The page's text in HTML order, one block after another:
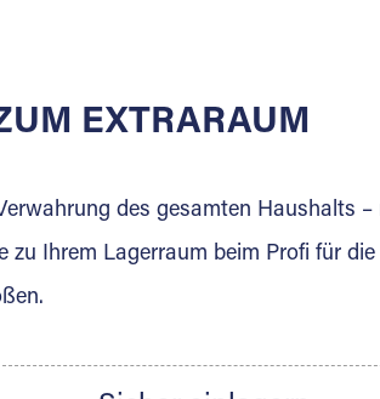
Sie jetzt Extraraum Partner und
EXTRARAUM
des gesamten Haushalts –
zu Ihrem Lagerraum beim Profi für die